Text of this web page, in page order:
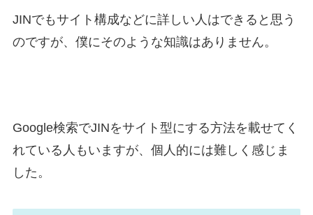
JINでもサイト構成などに詳しい人はできると思う
のですが、僕にそのような知識はありません。
Google検索でJINをサイト型にする方法を載せてく
れている人もいますが、個人的には難しく感じま
した。